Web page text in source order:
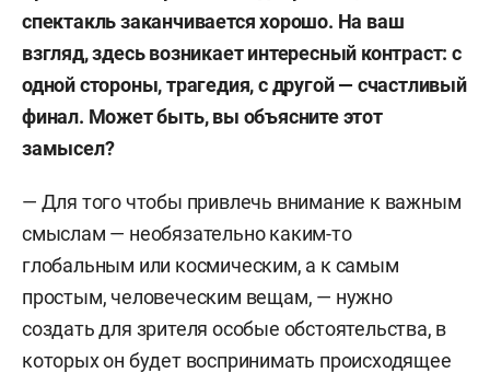
спектакль заканчивается хорошо. На ваш
взгляд, здесь возникает интересный контраст: с
одной стороны, трагедия, с другой — счастливый
финал. Может быть, вы объясните этот
замысел?
— Для того чтобы привлечь внимание к важным
смыслам — необязательно каким-то
глобальным или космическим, а к самым
простым, человеческим вещам, — нужно
создать для зрителя особые обстоятельства, в
которых он будет воспринимать происходящее